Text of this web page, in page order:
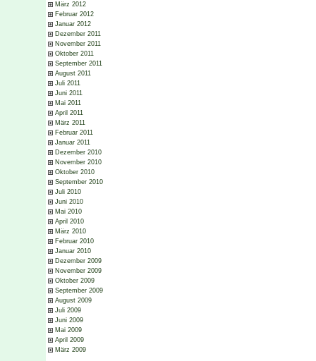
März 2012
Februar 2012
Januar 2012
Dezember 2011
November 2011
Oktober 2011
September 2011
August 2011
Juli 2011
Juni 2011
Mai 2011
April 2011
März 2011
Februar 2011
Januar 2011
Dezember 2010
November 2010
Oktober 2010
September 2010
Juli 2010
Juni 2010
Mai 2010
April 2010
März 2010
Februar 2010
Januar 2010
Dezember 2009
November 2009
Oktober 2009
September 2009
August 2009
Juli 2009
Juni 2009
Mai 2009
April 2009
März 2009